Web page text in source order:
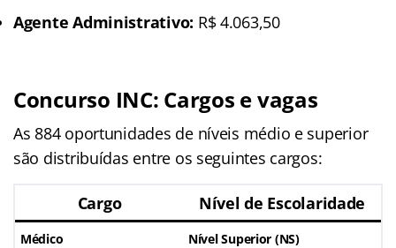
Agente Administrativo: R$ 4.063,50
Concurso INC: Cargos e vagas
As 884 oportunidades de níveis médio e superior
são distribuídas entre os seguintes cargos:
Cargo Nível de Escolaridade
Médico Nível Superior (NS)